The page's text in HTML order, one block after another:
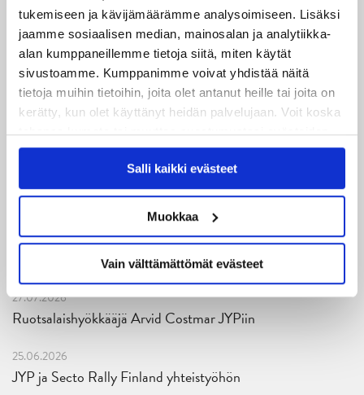
tukemiseen ja kävijämäärämme analysoimiseen. Lisäksi
jaamme sosiaalisen median, mainosalan ja analytiikka-
alan kumppaneillemme tietoja siitä, miten käytät
sivustoamme. Kumppanimme voivat yhdistää näitä
tietoja muihin tietoihin, joita olet antanut heille tai joita on
kerätty, kun olet käyttänyt heidän palvelujaan. Voit koska
tahansa kumota tai muuttaa suostumustasi evästeiden
käytöstäEvästeet-sivultamme.
Salli kaikki evästeet
Muokkaa
Vain välttämättömät evästeet
06.08.2026
JYPin kausi käyntiin Tampere Cupista!
05.08.2026
JYPin kapteenisto Liiga-kauteen 2026–2027 on nimetty
04.08.2026
Joukkueen yhteisharjoitukset ovat alkaneet – ensimmäinen
mittari luvassa jo heti viikonloppuna Tampere Cupissa!
JYPin harjoitusottelut tulevalle 2026-2027 kaudelle on
27.07.2026
Ruotsalaishyökkääjä Arvid Costmar JYPiin
25.06.2026
JYP ja Secto Rally Finland yhteistyöhön